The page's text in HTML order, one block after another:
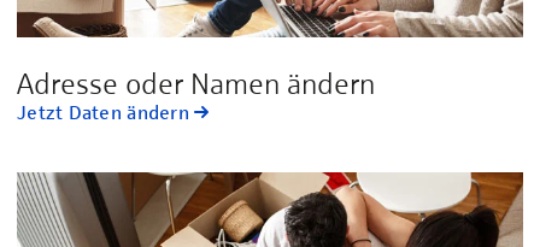
Adresse oder Namen ändern
Jetzt Daten ändern